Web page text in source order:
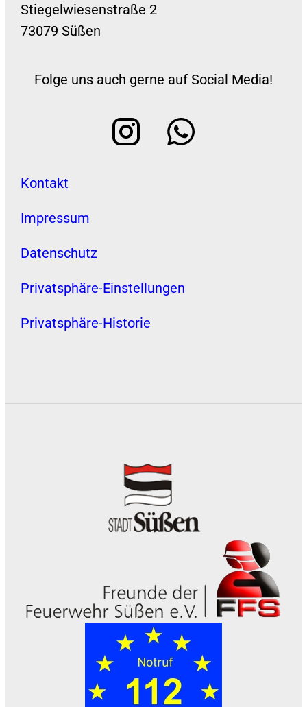
Stiegelwiesenstraße 2
73079 Süßen
Folge uns auch gerne auf Social Media!
Kontakt
Impressum
Datenschutz
Privatsphäre-Einstellungen
Privatsphäre-Historie